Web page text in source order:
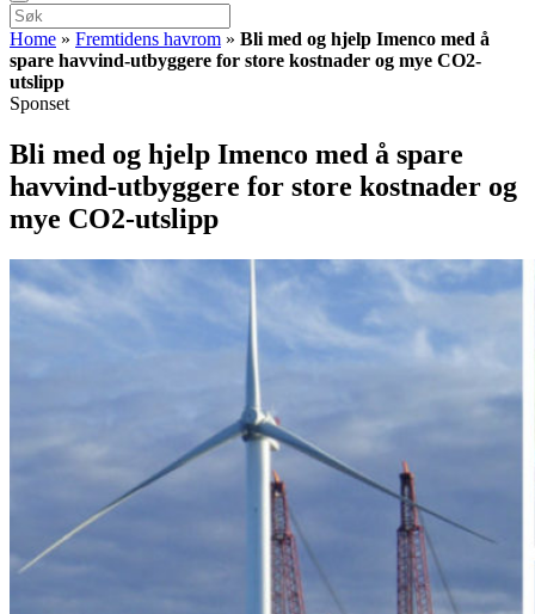
Home » Fremtidens havrom » Bli med og hjelp Imenco med å
spare havvind-utbyggere for store kostnader og mye CO2-
utslipp
Sponset
Bli med og hjelp Imenco med å spare
havvind-utbyggere for store kostnader og
mye CO2-utslipp